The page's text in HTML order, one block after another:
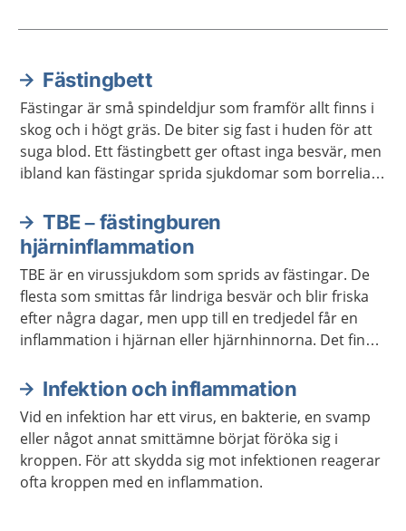
Aktuella artiklar
Fästingbett
Fästingar är små spindeldjur som framför allt finns i
skog och i högt gräs. De biter sig fast i huden för att
suga blod. Ett fästingbett ger oftast inga besvär, men
ibland kan fästingar sprida sjukdomar som borrelia
TBE – fästingburen
hjärninflammation
TBE är en virussjukdom som sprids av fästingar. De
flesta som smittas får lindriga besvär och blir friska
efter några dagar, men upp till en tredjedel får en
inflammation i hjärnan eller hjärnhinnorna. Det finns
Infektion och inflammation
Vid en infektion har ett virus, en bakterie, en svamp
eller något annat smittämne börjat föröka sig i
kroppen. För att skydda sig mot infektionen reagerar
ofta kroppen med en inflammation.